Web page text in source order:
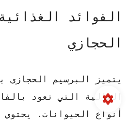
الفوائد
الحجازي
يتميز البرسيم الحجازي
العالية التي تعود
أنواع الحيوانات.